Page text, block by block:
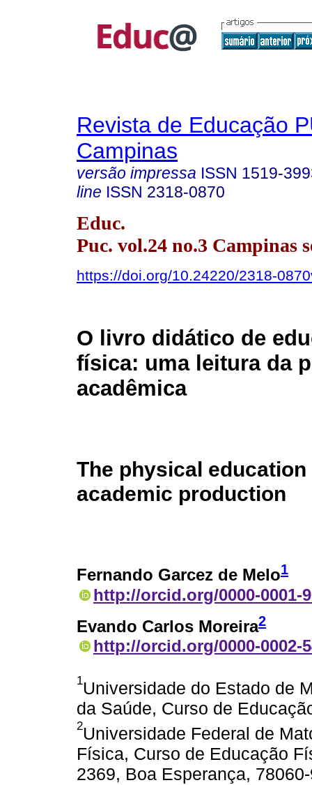
Revista de Educação
Campinas
versão impressa ISSN 1519-
line ISSN 2318-0870
Educ.
Puc. vol.24 no.3 Campinas
https://doi.org/10.24220/2318-
O livro didático de
física: uma leitura da
acadêmica
The physical
academic production
Fernando Garcez de Melo1
http://orcid.org/0000-0001-
Evando Carlos Moreira2
http://orcid.org/0000-0002-
1Universidade do Estado de
da Saúde, Curso de
2Universidade Federal de
Física, Curso de Educação
2369, Boa Esperança,